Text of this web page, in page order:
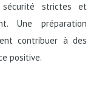
strictes et
Une préparation
contribuer à des
positive.